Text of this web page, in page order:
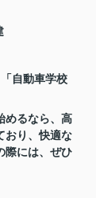
自動車学校
めるなら、高
おり、快適な
際には、ぜひ